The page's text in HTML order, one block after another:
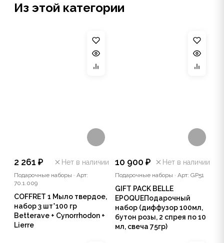
Из этой категории
2 261 ₽ Нет в наличии
Подарочные наборы · Арт:
70.1.009
COFFRET 1 Мыло твердое,
набор 3 шт*100 гр
Betterave + Cynorrhodon +
Lierre
10 900 ₽ Нет в наличии
Подарочные наборы · Арт: GP51
GIFT PACK BELLE
EPOQUEПодарочный
набор (диффузор 100мл,
бутон розы, 2 спрея по 10
мл, свеча 75гр)